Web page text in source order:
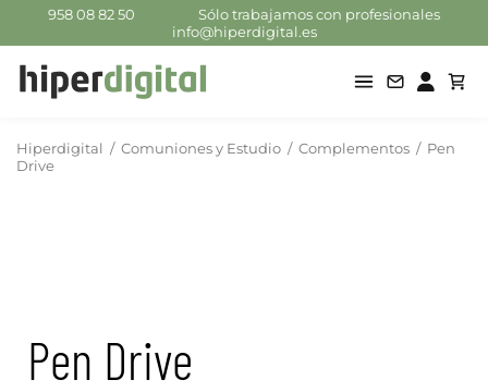
958 08 82 50
Sólo trabajamos con profesionales
info@hiperdigital.es
Hiperdigital / Comuniones y Estudio / Complementos / Pen
Drive
Pen Drive